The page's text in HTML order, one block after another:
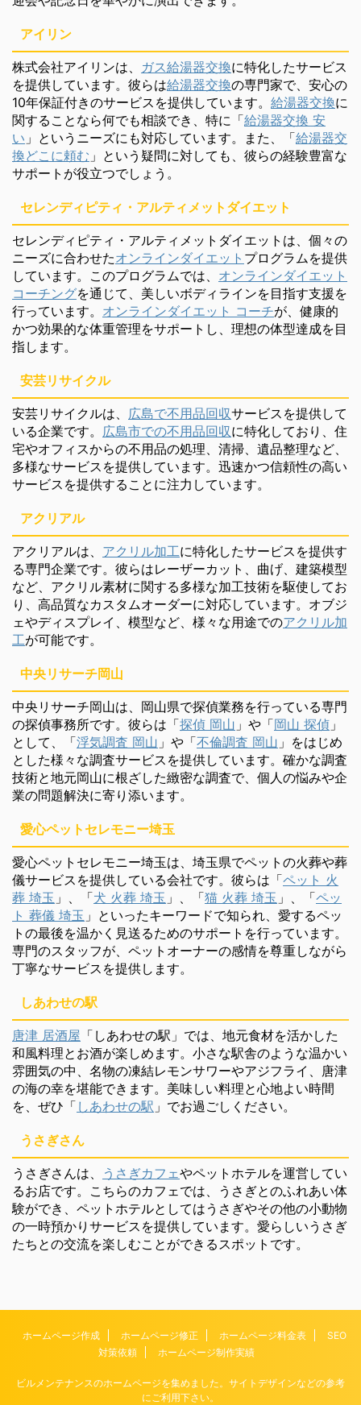
アイリン
株式会社アイリンは、 ガス給湯器交換に特化したサービス
を提供しています。彼らは給湯器交換の専門家で、安心の
10年保証付きのサービスを提供しています。 給湯器交換に
関することなら何でも相談でき、特に「給湯器交換 安
い 」というニーズにも対応しています。また、「給湯器交
換どこに頼む 」という疑問に対しても、彼らの経験豊富な
サポートが役立つでしょう。
セレンディピティ・アルティメットダイエット
セレンディピティ・アルティメットダイエットは、個々の
ニーズに合わせたオンラインダイエット プログラムを提供
しています。このプログラムでは、 オンラインダイエット
コーチングを通じて、美しいボディラインを目指す支援を
行っています。 オンラインダイエット コーチが、健康的
かつ効果的な体重管理をサポートし、理想の体型達成を目
指します。
安芸リサイクル
安芸リサイクルは、 広島で不用品回収サービスを提供して
いる企業です。 広島市での不用品回収に特化しており、住
宅やオフィスからの不用品の処理、清掃、遺品整理など、
多様なサービスを提供しています。迅速かつ信頼性の高い
サービスを提供することに注力しています。
アクリアル
アクリアルは、 アクリル加工に特化したサービスを提供す
る専門企業です。彼らはレーザーカット、曲げ、建築模型
など、アクリル素材に関する多様な加工技術を駆使してお
り、高品質なカスタムオーダーに対応しています。オブジ
ェやディスプレイ、模型など、様々な用途でのアクリル加
工が可能です。
中央リサーチ岡山
中央リサーチ岡山は、岡山県で探偵業務を行っている専門
の探偵事務所です。彼らは「探偵 岡山 」や「岡山 探偵 」
として、「浮気調査 岡山 」や「不倫調査 岡山 」をはじめ
とした様々な調査サービスを提供しています。確かな調査
技術と地元岡山に根ざした緻密な調査で、個人の悩みや企
業の問題解決に寄り添います。
愛心ペットセレモニー埼玉
愛心ペットセレモニー埼玉は、埼玉県でペットの火葬や葬
儀サービスを提供している会社です。彼らは「ペット 火
葬 埼玉 」、「犬 火葬 埼玉 」、「猫 火葬 埼玉 」、「ペッ
ト 葬儀 埼玉 」といったキーワードで知られ、愛するペッ
トの最後を温かく見送るためのサポートを行っています。
専門のスタッフが、ペットオーナーの感情を尊重しながら
丁寧なサービスを提供します。
しあわせの駅
唐津 居酒屋 「しあわせの駅」では、地元食材を活かした
和風料理とお酒が楽しめます。小さな駅舎のような温かい
雰囲気の中、名物の凍結レモンサワーやアジフライ、唐津
の海の幸を堪能できます。美味しい料理と心地よい時間
を、ぜひ「 しあわせの駅 」でお過ごしください。
うさぎさん
うさぎさんは、 うさぎカフェやペットホテルを運営してい
るお店です。こちらのカフェでは、うさぎとのふれあい体
験ができ、ペットホテルとしてはうさぎやその他の小動物
の一時預かりサービスを提供しています。愛らしいうさぎ
たちとの交流を楽しむことができるスポットです。
ホームページ作成 ホームページ修正 ホームページ料金表
SEO
対策依頼
ホームページ制作実績
ビルメンテナンスのホームページを集めました。サイトデザインなどの参考
にご利用下さい。